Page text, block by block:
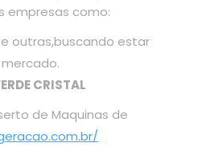
empresas como:
outras,buscando estar
do mercado.
CRISTAL
de Maquinas de